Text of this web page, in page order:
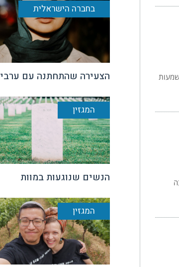
בחברה הישראלית
הצעירה שהתחתנה עם ערבי
המגזין
הנשים שנוגעות במוות
המגזין